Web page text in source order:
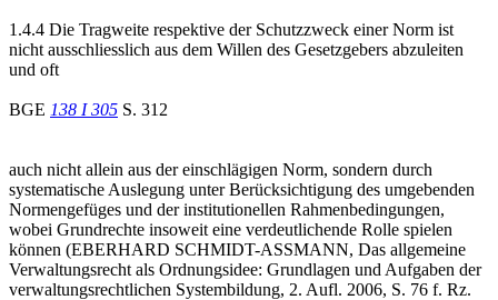
1.4.4 Die Tragweite respektive der Schutzzweck einer Norm ist
nicht ausschliesslich aus dem Willen des Gesetzgebers abzuleiten
und oft
BGE 138 I 305 S. 312
auch nicht allein aus der einschlägigen Norm, sondern durch
systematische Auslegung unter Berücksichtigung des umgebenden
Normengefüges und der institutionellen Rahmenbedingungen,
wobei Grundrechte insoweit eine verdeutlichende Rolle spielen
können (EBERHARD SCHMIDT-ASSMANN, Das allgemeine
Verwaltungsrecht als Ordnungsidee: Grundlagen und Aufgaben der
verwaltungsrechtlichen Systembildung, 2. Aufl. 2006, S. 76 f. Rz.